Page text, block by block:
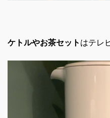
ケトルやお茶セット はテレ